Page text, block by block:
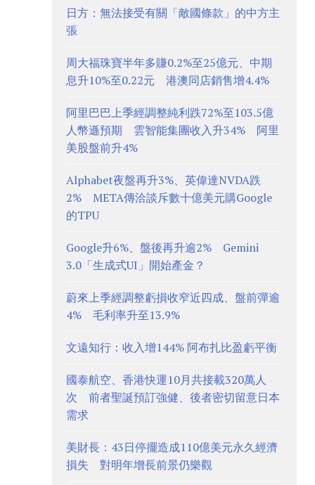
日方：無法接受有關「敵國條款」的中方主
張
周大福珠寶半年多賺0.2%至25億元、中期
息升10%至0.22元 港澳同店銷售增4.4%
阿里巴巴上季經調整純利跌72%至103.5億
人幣遜預期 雲智能集團收入升34% 阿里
美股盤前升4%
Alphabet夜盤再升3%、英偉達NVDA跌
2% META傳洽談斥數十億美元購Google
的TPU
Google升6%、盤後再升逾2% Gemini
3.0「生成式UI」開始產金？
蔚來上季經調整虧損收窄近四成、盤前彈逾
4% 毛利率升至13.9%
文遠知行：收入增144% 阿布扎比盈虧平衡
國泰航空、香港快運10月共接載320萬人
次 前者聖誕預訂強健、後者密切留意日本
需求
美財長：43日停擺造成110億美元永久經濟
損失 對明年增長前景仍樂觀